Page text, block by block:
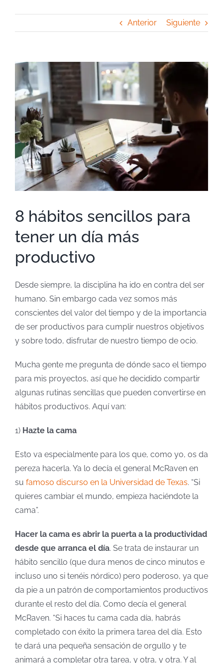
Anterior Siguiente
Ver
imagen
más
grande
8 hábitos sencillos para
tener un día más
productivo
Desde siempre, la disciplina ha ido en contra del ser
humano. Sin embargo cada vez somos más
conscientes del valor del tiempo y de la importancia
de ser productivos para cumplir nuestros objetivos
y sobre todo, disfrutar de nuestro tiempo de ocio.
Mucha gente me pregunta de dónde saco el tiempo
para mis proyectos, así que he decidido compartir
algunas rutinas sencillas que pueden convertirse en
hábitos productivos. Aquí van:
1) Hazte la cama
Esto va especialmente para los que, como yo, os da
pereza hacerla. Ya lo decía el general McRaven en
su famoso discurso en la Universidad de Texas. “Si
quieres cambiar el mundo, empieza haciéndote la
cama”.
Hacer la cama es abrir la puerta a la productividad
desde que arranca el día. Se trata de instaurar un
hábito sencillo (que dura menos de cinco minutos e
incluso uno si tenéis nórdico) pero poderoso, ya que
da pie a un patrón de comportamientos productivos
durante el resto del día. Como decía el general
McRaven. “Si haces tu cama cada día, habrás
completado con éxito la primera tarea del día. Esto
te dará una pequeña sensación de orgullo y te
animará a completar otra tarea, y otra, y otra. Y al